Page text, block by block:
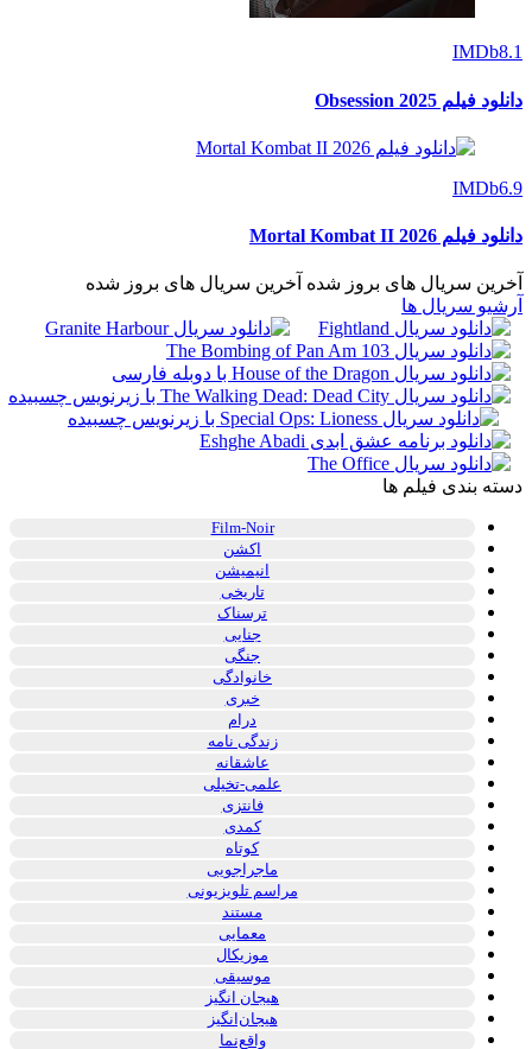
IMDb8.1
دانلود فیلم Obsession 2025
IMDb6.9
دانلود فیلم Mortal Kombat II 2026
آخرین سریال های بروز شده آخرین سریال های بروز شده
آرشیو سریال ها
دسته بندی فیلم ها
Film-Noir
اکشن
انیمیشن
تاریخی
ترسناک
جنایی
جنگی
خانوادگی
خبری
درام
زندگی نامه
عاشقانه
علمی-تخیلی
فانتزی
کمدی
کوتاه
ماجراجویی
مراسم تلویزیونی
مستند
معمایی
موزیکال
موسیقی
هیجان انگیز
هیجان‌انگیز
واقع‌نما